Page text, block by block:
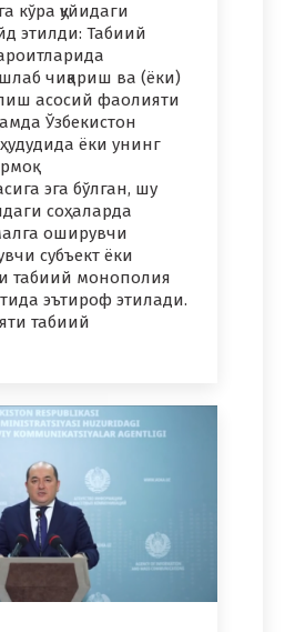
кўра қуйидаги
этилди: Табиий
чиқариш ва (ёки)
асосий фаолияти
Ўзбекистон
ёки унинг
эга бўлган, шу
соҳаларда
оширувчи
субъект ёки
табиий монополия
эътироф этилади.
табиий